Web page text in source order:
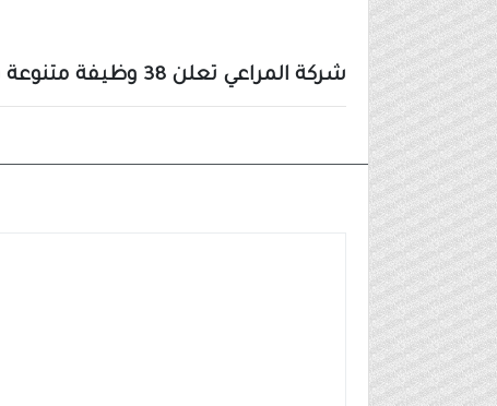
شركة المراعي تعلن 38 وظيفة متنوعة (ثانوية فأعلى) في 9 مدن بالمملكة